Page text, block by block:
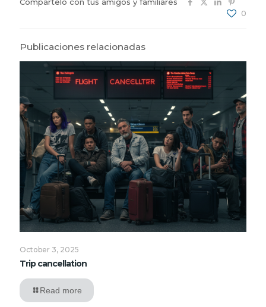
0
Publicaciones relacionadas
October 3, 2025
Trip cancellation
Read more